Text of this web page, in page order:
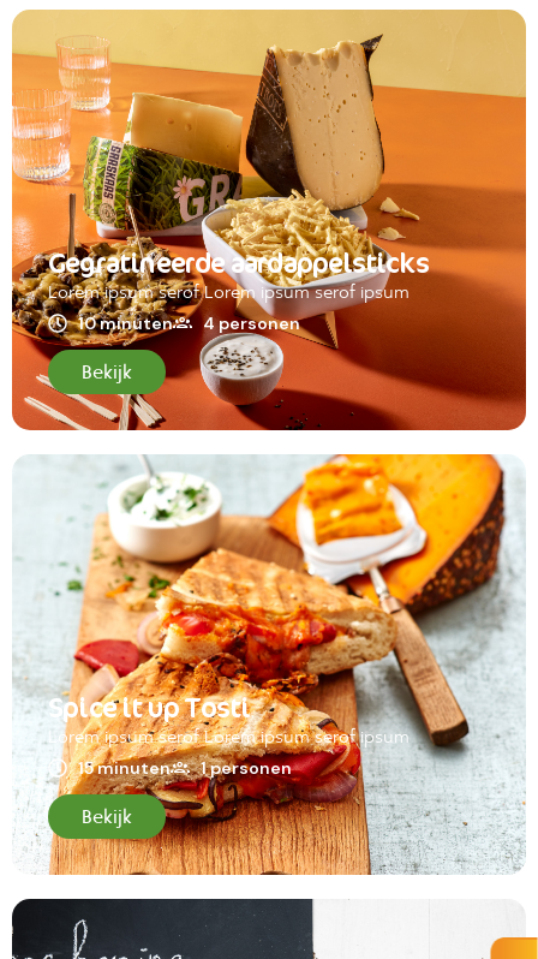
Gegratineerde aardappelsticks
Lorem ipsum serof Lorem ipsum serof ipsum
10 minuten
4 personen
Bekijk
Spice it up Tosti
Lorem ipsum serof Lorem ipsum serof ipsum
15 minuten
1 personen
Bekijk